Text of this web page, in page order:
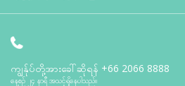
ကျွန်ုပ်တို့အားခေါ်ဆိုရန် +66 2066 8888
နေ့စဉ် ၂၄ နာရီ အသင့်ရှိနေပါသည်။